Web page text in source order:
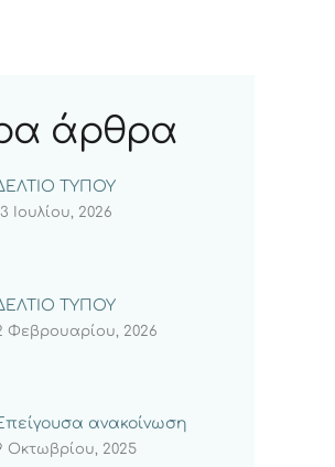
άρθρα
ΤΥΠΟΥ
Ιουλίου, 2026
ΤΥΠΟΥ
Φεβρουαρίου, 2026
ανακοίνωση
Οκτωβρίου, 2025